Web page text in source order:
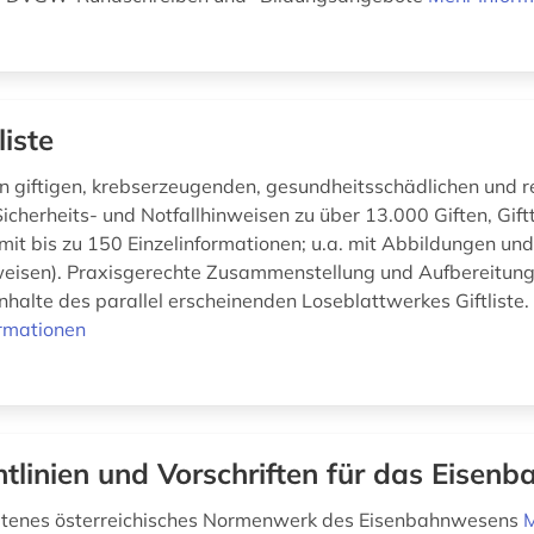
giftigen, krebserzeugenden, gesundheitsschädlichen und
und Notfallhinweisen zu über 13.000 Giften,
bis zu 150 Einzelinformationen; u.a. mit Abbildungen und
Praxisgerechte Zusammenstellung und
des parallel erscheinenden Loseblattwerkes Giftliste.
und Vorschriften für das
österreichisches Normenwerk des Eisenbahnwesens